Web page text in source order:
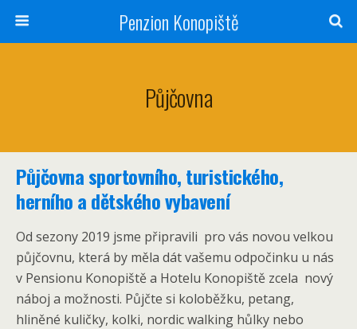
Penzion Konopiště
Půjčovna
Půjčovna sportovního, turistického,
herního a dětského vybavení
Od sezony 2019 jsme připravili pro vás novou velkou
půjčovnu, která by měla dát vašemu odpočinku u nás
v Pensionu Konopiště a Hotelu Konopiště zcela nový
náboj a možnosti. Půjčte si koloběžku, petang,
hliněné kuličky, kolki, nordic walking hůlky nebo